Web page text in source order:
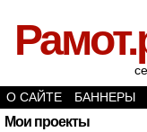
О САЙТЕ
БАННЕРЫ
Мои проекты